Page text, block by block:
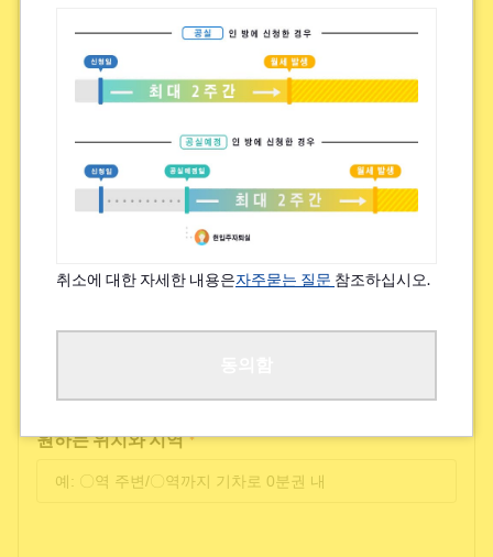
그 외
검토 가능한 집 임대료(상한)
¥70,000~¥89,000
원하는 위치와 지역 *
취소에 대한 자세한 내용은자주묻는 질문 참조하십시오.